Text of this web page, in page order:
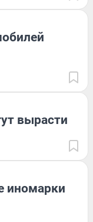
вырасти
иномарки